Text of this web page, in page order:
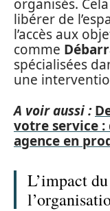
organisés.
libérer de
l’accès aux
comme
spécialisées
une
A voir aussi :
votre service :
agence en
L’impact